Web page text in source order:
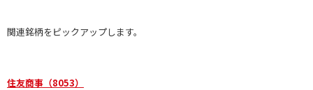
関連銘柄をピックアップします。
住友商事（8053）